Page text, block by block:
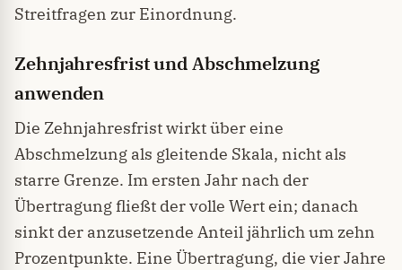
Streitfragen zur Einordnung.
Zehnjahresfrist und Abschmelzung
anwenden
Die Zehnjahresfrist wirkt über eine
Abschmelzung als gleitende Skala, nicht als
starre Grenze. Im ersten Jahr nach der
Übertragung fließt der volle Wert ein; danach
sinkt der anzusetzende Anteil jährlich um zehn
Prozentpunkte. Eine Übertragung, die vier Jahre